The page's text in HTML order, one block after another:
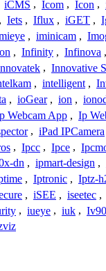
iCMS , Icom , Icon ,
, Iets , Iflux , iGET ,
, iminicam ,
, Infinity , Infinova ,
, Innovative
, intelligent ,
, ioGear , ion ,
Webcam App , Ip
, iPad IPCamera
, Ipcc , Ipce ,
dn , ipmart-design ,
, Iptronic , Iptz-
, iSEE , iseetec ,
, iueye , iuk ,